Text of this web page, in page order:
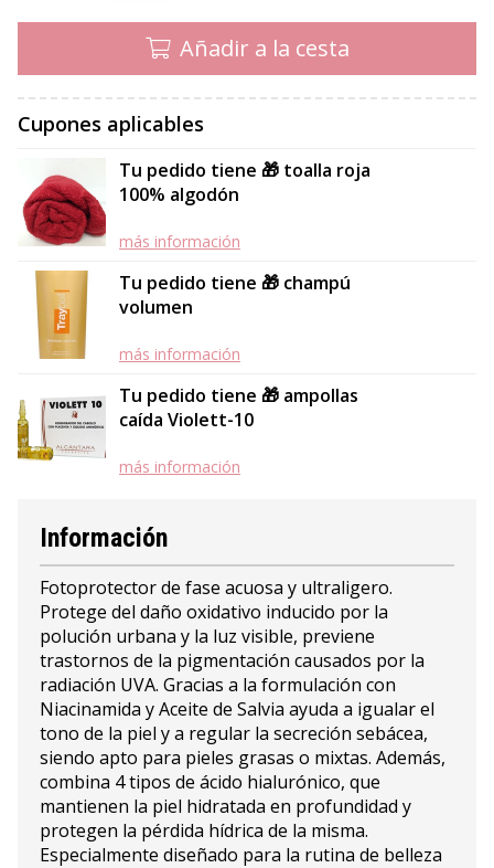
Añadir a la cesta
Cupones aplicables
Tu pedido tiene 🎁 toalla roja
100% algodón
más información
Tu pedido tiene 🎁 champú
volumen
más información
Tu pedido tiene 🎁 ampollas
caída Violett-10
más información
Información
Fotoprotector de fase acuosa y ultraligero.
Protege del daño oxidativo inducido por la
polución urbana y la luz visible, previene
trastornos de la pigmentación causados por la
radiación UVA. Gracias a la formulación con
Niacinamida y Aceite de Salvia ayuda a igualar el
tono de la piel y a regular la secreción sebácea,
siendo apto para pieles grasas o mixtas. Además,
combina 4 tipos de ácido hialurónico, que
mantienen la piel hidratada en profundidad y
protegen la pérdida hídrica de la misma.
Especialmente diseñado para la rutina de belleza